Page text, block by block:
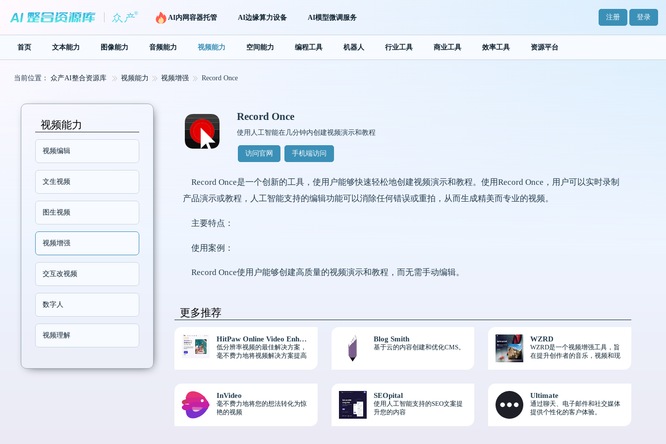
AI内网容器托管 AI边缘算力设备 AI模型微调服务 注册 登录
首页 文本能力 图像能力 音频能力 视频能力 空间能力 编程工具 机器人 行业工具 商业工具 效率工具 资源平台
当前位置： 众产AI整合资源库 视频能力 视频增强 Record Once
Record Once
使用人工智能在几分钟内创建视频演示和教程
访问官网 手机端访问
Record Once是一个创新的工具，使用户能够快速轻松地创建视频演示和教程。使用Record Once，用户可以实时录制
产品演示或教程，人工智能支持的编辑功能可以消除任何错误或重拍，从而生成精美而专业的视频。
主要特点：
使用案例：
Record Once使用户能够创建高质量的视频演示和教程，而无需手动编辑。
更多推荐
HitPaw Online Video Enhancer
低分辨率视频的最佳解决方案，
毫不费力地将视频解决方案提高
Blog Smith
基于云的内容创建和优化CMS。
WZRD
WZRD是一个视频增强工具，旨
在提升创作者的音乐，视频和现
InVideo
毫不费力地将您的想法转化为惊
艳的视频
SEOpital
使用人工智能支持的SEO文案提
升您的内容
Ultimate
通过聊天、电子邮件和社交媒体
提供个性化的客户体验。
视频能力
视频编辑
文生视频
图生视频
视频增强
交互改视频
数字人
视频理解